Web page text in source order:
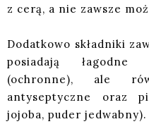
z cerą, a nie zawsze
Dodatkowo składniki
posiadają łagodne
(ochronne), ale
antyseptyczne oraz
jojoba, puder jedwabny).